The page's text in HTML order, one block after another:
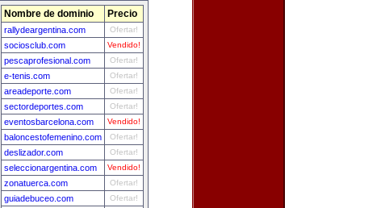
Nombre de dominio Precio
rallydeargentina.com Ofertar!
sociosclub.com Vendido!
pescaprofesional.com Ofertar!
e-tenis.com Ofertar!
areadeporte.com Ofertar!
sectordeportes.com Ofertar!
eventosbarcelona.com Vendido!
baloncestofemenino.com Ofertar!
deslizador.com Ofertar!
seleccionargentina.com Vendido!
zonatuerca.com Ofertar!
guiadebuceo.com Ofertar!